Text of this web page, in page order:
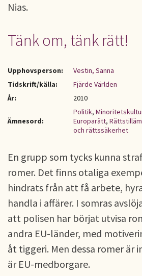
Nias.
Tänk om, tänk rätt!
Upphovsperson:
Vestin, Sanna
Tidskrift/källa:
Fjärde Världen
År:
2010
Ämnesord:
Politik,
Europarätt,
och rättssäkerhet
En grupp som tycks kunna
romer. Det finns otaliga
hindrats från att få arbete,
handla i affärer. I somras
att polisen har börjat utvisa
andra EU-länder, med
åt tiggeri. Men dessa romer är
är EU-medborgare.